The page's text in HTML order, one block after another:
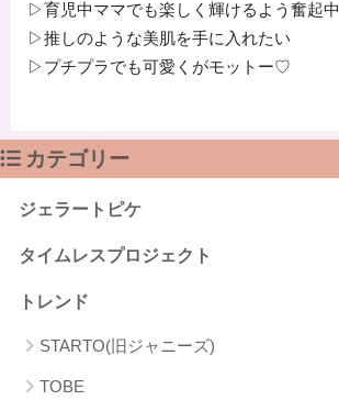
▷育児中ママでも楽しく輝けるよう奮起中
▷推しのような美肌を手に入れたい
▷プチプラでも可愛くがモットー♡
カテゴリー
ジェラートピケ
タイムレスプロジェクト
トレンド
STARTO(旧ジャニーズ)
TOBE